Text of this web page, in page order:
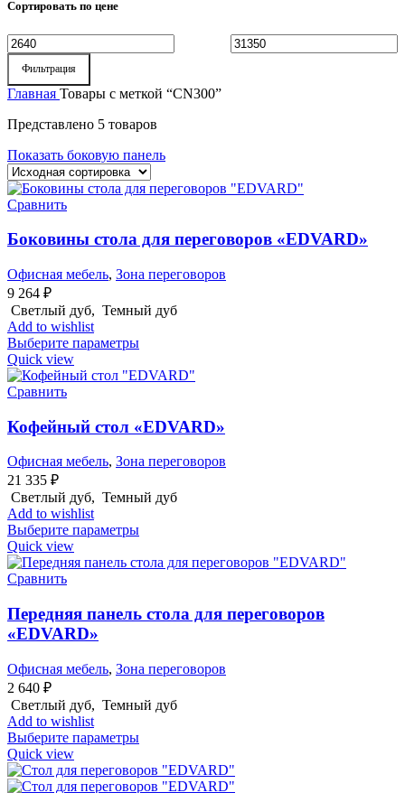
Сортировать по цене
Минимальная
цена
Максимальная
цена
Фильтрация
Главная Товары с меткой “CN300”
Представлено 5 товаров
Показать боковую панель
Сравнить
Боковины стола для переговоров «EDVARD»
Офисная мебель, Зона переговоров
9 264 ₽
Светлый дуб, Темный дуб
Add to wishlist
Выберите параметры
Quick view
Сравнить
Кофейный стол «EDVARD»
Офисная мебель, Зона переговоров
21 335 ₽
Светлый дуб, Темный дуб
Add to wishlist
Выберите параметры
Quick view
Сравнить
Передняя панель стола для переговоров
«EDVARD»
Офисная мебель, Зона переговоров
2 640 ₽
Светлый дуб, Темный дуб
Add to wishlist
Выберите параметры
Quick view